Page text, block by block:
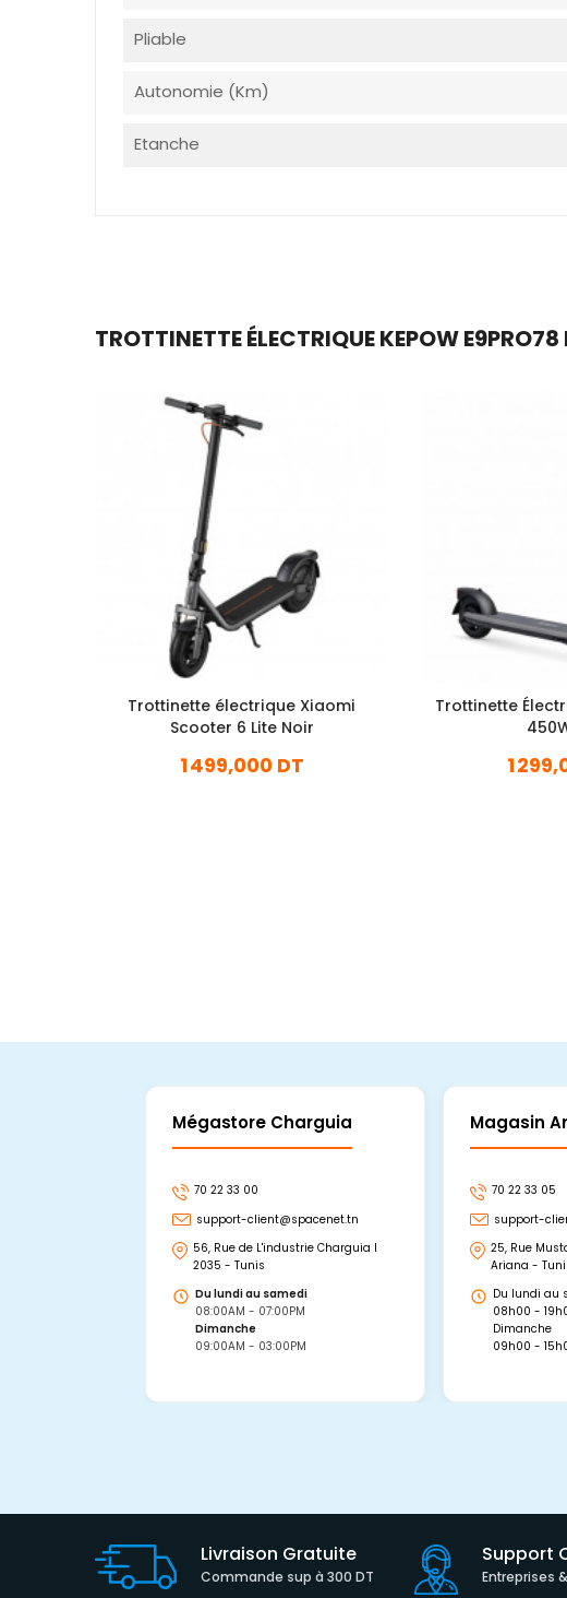
Pliable
Autonomie (Km)
Etanche
TROTTINETTE ÉLECTRIQUE KEPOW
Trottinette électrique Xiaomi
Scooter 6 Lite Noir
1 499,000 DT
Trottinette
1
Mégastore Charguia
70 22 33 00
support-client@spacenet.tn
56, Rue de L'industrie Charguia I
2035 - Tunis
Du lundi au samedi
08:00AM - 07:00PM
Dimanche
09:00AM - 03:00PM
Magasin
70 22 33 05
support-
25, Rue
Ariana -
Du lundi au
08h00 -
Dimanche
09h00 -
Livraison Gratuite
Commande sup à 300 DT
Support
Entreprises